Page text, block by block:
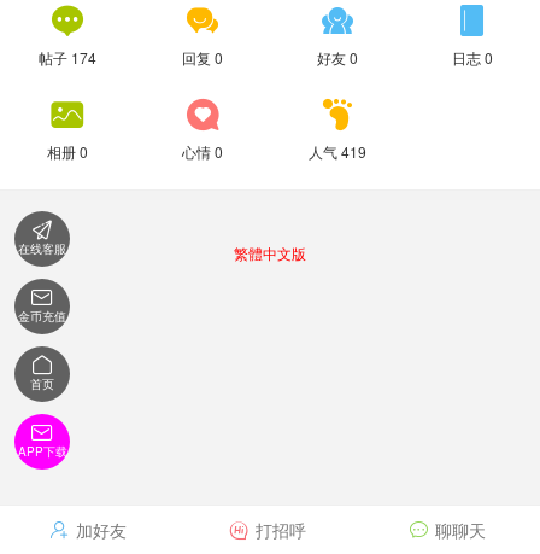

帖子 174

回复 0

好友 0

日志 0

相册 0

心情 0

人气 419
 加好友  打招呼  聊聊天
繁體中文版

在线客服

金币充值

首页

APP下载